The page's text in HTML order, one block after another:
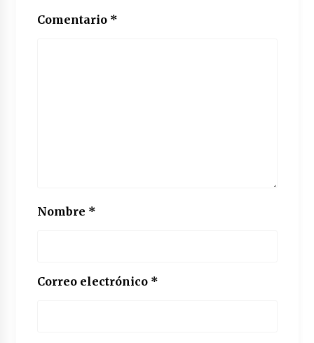
Comentario *
Nombre *
Correo electrónico *